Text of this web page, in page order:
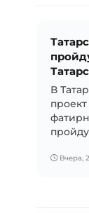
В
Вчера,